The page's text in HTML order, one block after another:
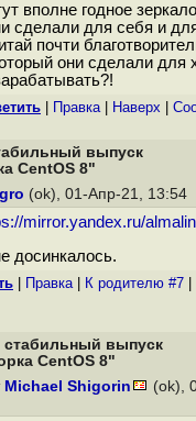
вполне годное
сделали для себя и
почти
они сделали для
Правка| Наверх
выпуск
CentOS 8"
(ok), 01-Апр-21, 13:54
mirror.yandex.ru/
досинкалось.
Правка| К родителю #7
выпуск
CentOS 8"
Michael Shigorin
(ok),